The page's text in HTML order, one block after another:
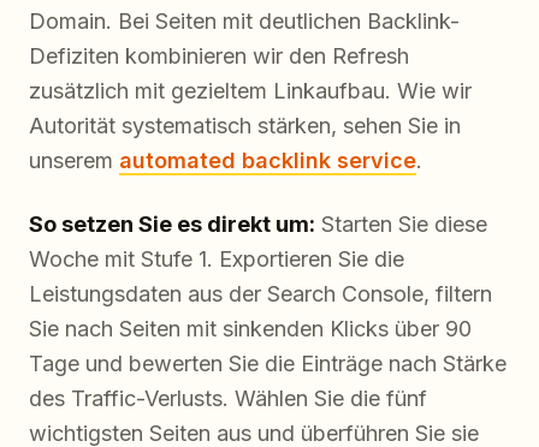
Domain. Bei Seiten mit deutlichen Backlink-
Defiziten kombinieren wir den Refresh
zusätzlich mit gezieltem Linkaufbau. Wie wir
Autorität systematisch stärken, sehen Sie in
unserem automated backlink service.
So setzen Sie es direkt um: Starten Sie diese
Woche mit Stufe 1. Exportieren Sie die
Leistungsdaten aus der Search Console, filtern
Sie nach Seiten mit sinkenden Klicks über 90
Tage und bewerten Sie die Einträge nach Stärke
des Traffic-Verlusts. Wählen Sie die fünf
wichtigsten Seiten aus und überführen Sie sie